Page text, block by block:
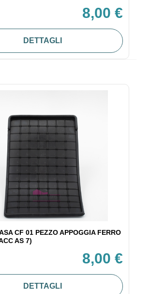
8,00 €
DETTAGLI
CF 01 PEZZO APPOGGIA FERRO
AS 7)
8,00 €
DETTAGLI